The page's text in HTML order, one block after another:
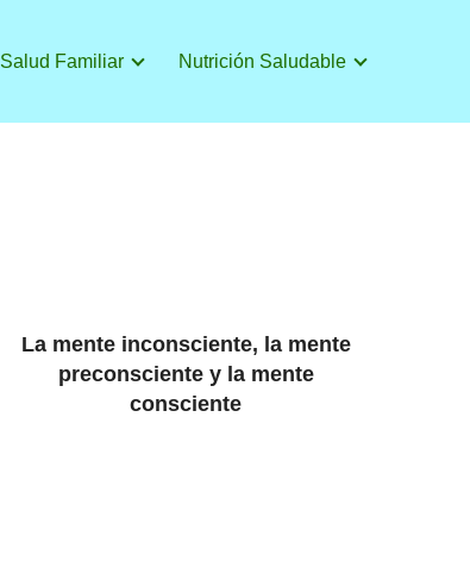
Salud Familiar Nutrición Saludable
La mente inconsciente, la mente
preconsciente y la mente
consciente